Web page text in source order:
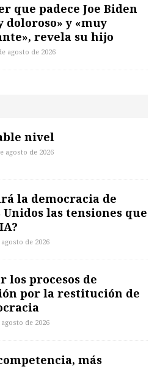
que padece Joe Biden
doloroso» y «muy
revela su hijo
agosto de 2026
nivel
agosto de 2026
la democracia de
Unidos las tensiones que
de 2026
los procesos de
por la restitución de
de 2026
más